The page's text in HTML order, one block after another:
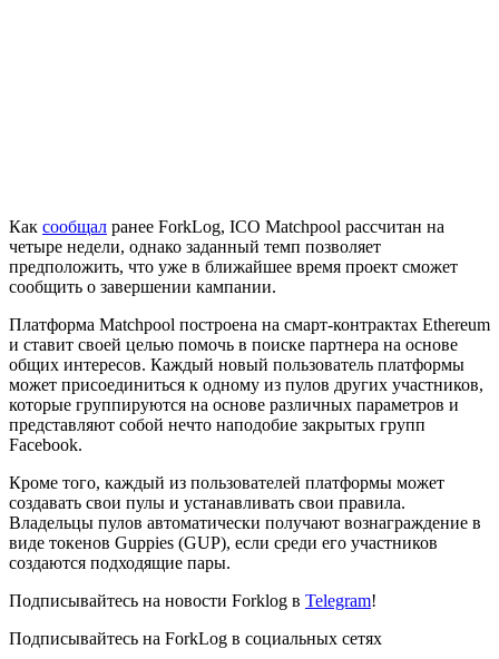
Как сообщал ранее ForkLog, ICO Matchpool рассчитан на
четыре недели, однако заданный темп позволяет
предположить, что уже в ближайшее время проект сможет
сообщить о завершении кампании.
Платформа Matchpool построена на смарт-контрактах Ethereum
и ставит своей целью помочь в поиске партнера на основе
общих интересов. Каждый новый пользователь платформы
может присоединиться к одному из пулов других участников,
которые группируются на основе различных параметров и
представляют собой нечто наподобие закрытых групп
Facebook.
Кроме того, каждый из пользователей платформы может
создавать свои пулы и устанавливать свои правила.
Владельцы пулов автоматически получают вознаграждение в
виде токенов Guppies (GUP), если среди его участников
создаются подходящие пары.
Подписывайтесь на новости Forklog в Telegram!
Подписывайтесь на ForkLog в социальных сетях